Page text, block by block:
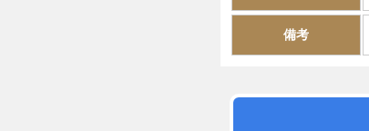
備考